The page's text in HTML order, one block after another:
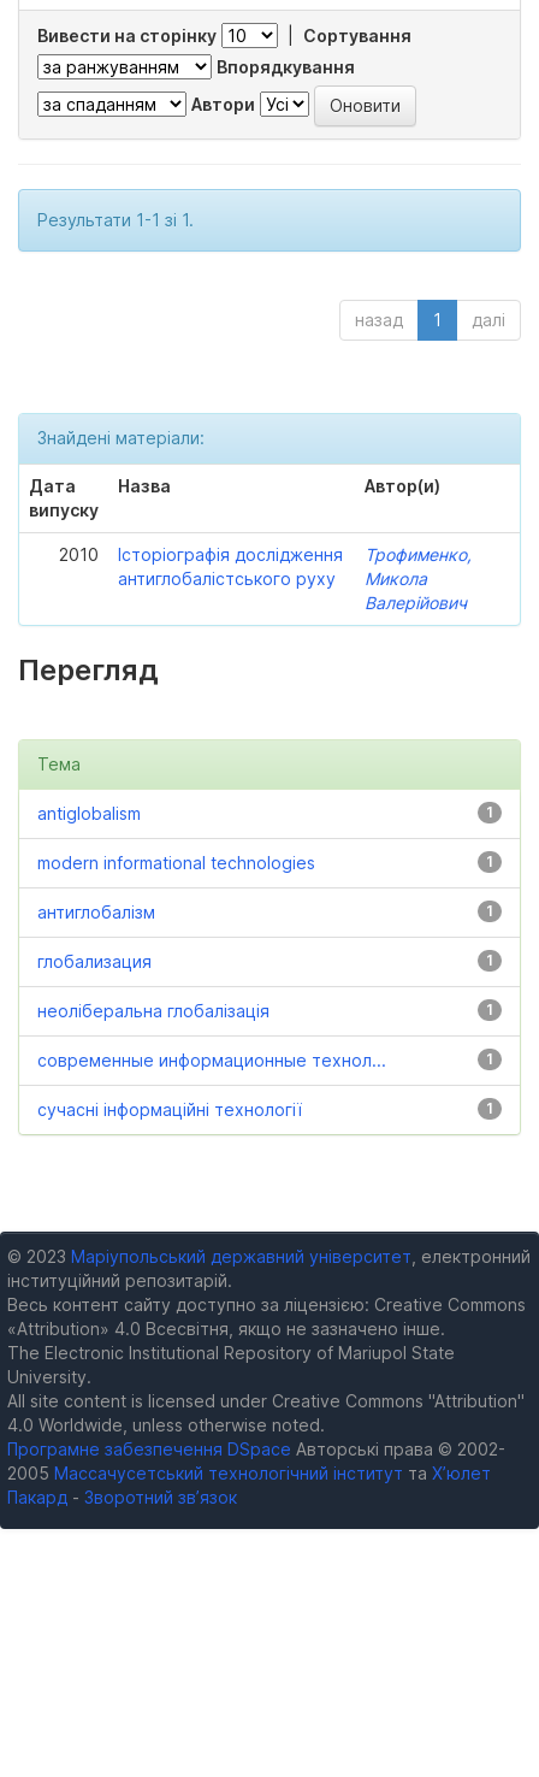
Вивести на сторінку
Сортування
Впорядкування
Автори
Результати 1-1 зі 1.
назад 1 далі
Знайдені матеріали:
Дата
випуску
Назва Автор(и)
2010
Історіографія дослідження
антиглобалістського руху
Трофименко,
Микола
Валерійович
Перегляд
Тема
1
antiglobalism
1
modern informational technologies
1
антиглобалізм
1
глобализация
1
неоліберальна глобалізація
1
современные информационные технол...
1
сучасні інформаційні технології
© 2023 Маріупольський державний університет , електронний
інституційний репозитарій.
Весь контент сайту доступно за ліцензією: Creative Commons
«Attribution» 4.0 Всесвітня, якщо не зазначено інше.
The Electronic Institutional Repository of Mariupol State
University.
All site content is licensed under Creative Commons "Attribution"
4.0 Worldwide, unless otherwise noted.
Програмне забезпечення DSpace Авторські права © 2002-
2005 Массачусетський технологічний інститут та Х’юлет
Пакард - Зворотний зв’язок